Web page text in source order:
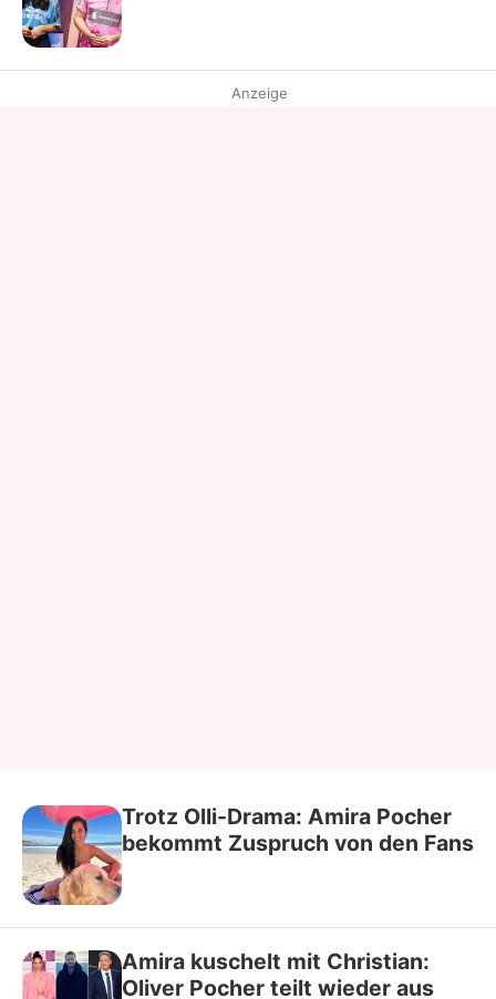
Anzeige
Trotz Olli-Drama: Amira Pocher
bekommt Zuspruch von den Fans
Amira kuschelt mit Christian:
Oliver Pocher teilt wieder aus